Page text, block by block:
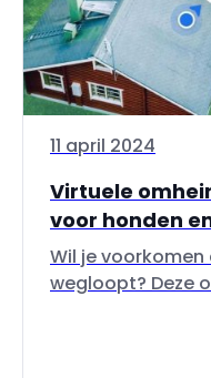
11 april 2024
Virtuele
voor honden
Wil je
wegloopt? Deze